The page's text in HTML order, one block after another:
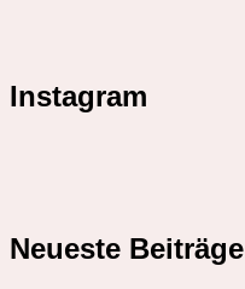
Instagram
Neueste Beiträge